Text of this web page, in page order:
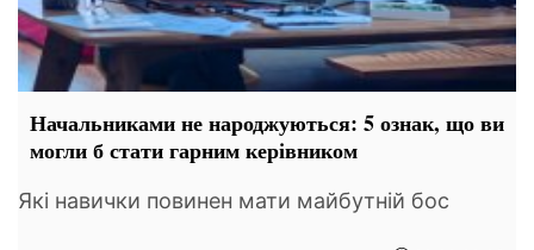
Начальниками не народжуються: 5 ознак, що ви
могли б стати гарним керівником
Які навички повинен мати майбутній бос